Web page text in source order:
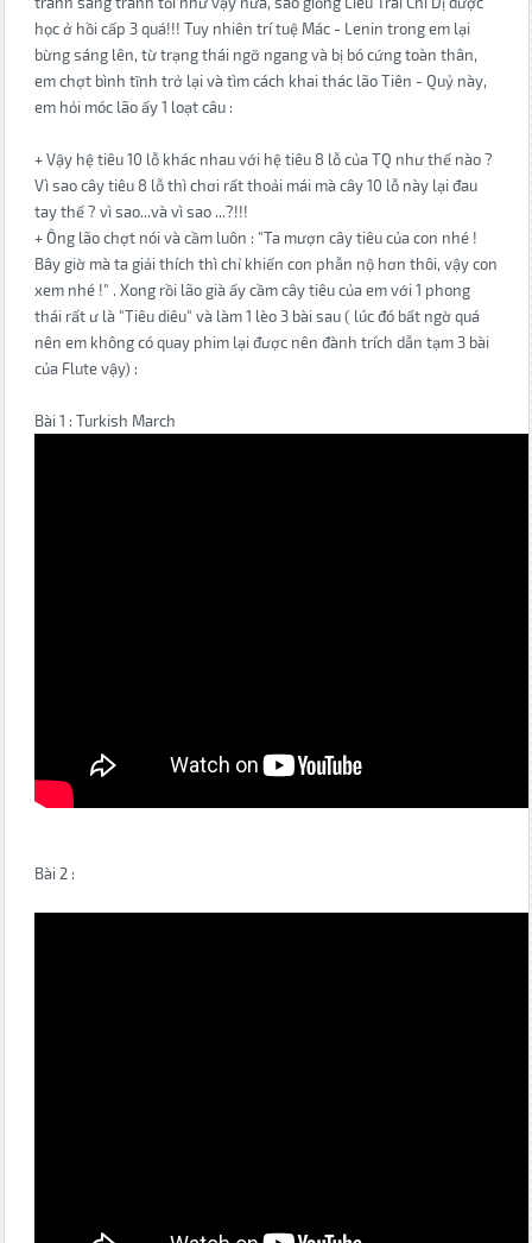
học ở hồi cấp 3 quá!!! Tuy nhiên trí tuệ Mác - Lenin trong em lại
bừng sáng lên, từ trạng thái ngỡ ngang và bị bó cứng toàn thân,
em chợt bình tĩnh trở lại và tìm cách khai thác lão Tiên - Quỷ này,
em hỏi móc lão ấy 1 loạt câu :
+ Vậy hệ tiêu 10 lỗ khác nhau với hệ tiêu 8 lỗ của TQ như thế nào ?
Vì sao cây tiêu 8 lỗ thì chơi rất thoải mái mà cây 10 lỗ này lại đau
tay thế ? vì sao...và vì sao ...?!!!
+ Ông lão chợt nói và cầm luôn : "Ta mượn cây tiêu của con nhé !
Bây giờ mà ta giải thích thì chỉ khiến con phẫn nộ hơn thôi, vậy con
xem nhé !" . Xong rồi lão già ấy cầm cây tiêu của em với 1 phong
thái rất ư là "Tiêu diêu" và làm 1 lèo 3 bài sau ( lúc đó bất ngờ quá
nên em không có quay phim lại được nên đành trích dẫn tạm 3 bài
của Flute vậy) :
Bài 1 : Turkish March
Bài 2 :